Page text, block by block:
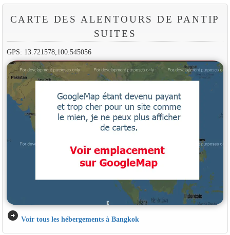
CARTE DES ALENTOURS DE PANTIP
SUITES
GPS: 13.721578,100.545056
arrow_circle_right Voir tous les hébergements à Bangkok